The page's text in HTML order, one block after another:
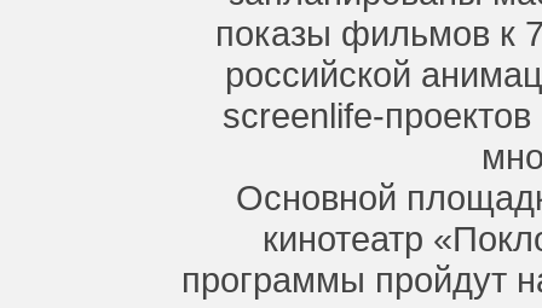
показы фильмов к
российской
screenlife-
Основной
кинотеатр
программы пройдут